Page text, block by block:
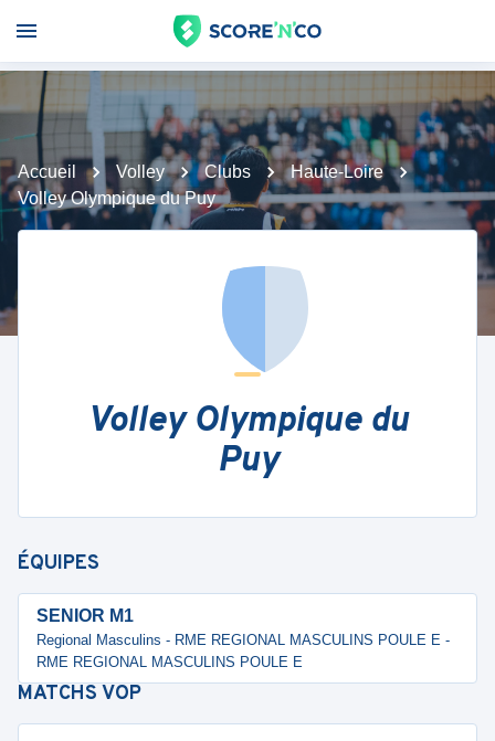
Accueil Volley Clubs
Haute-Loire
Volley Olympique du Puy
Volley Olympique du
Puy
ÉQUIPES
SENIOR M1
Regional Masculins - RME REGIONAL MASCULINS POULE E -
RME REGIONAL MASCULINS POULE E
MATCHS VOP